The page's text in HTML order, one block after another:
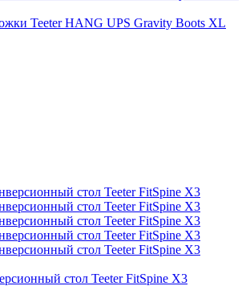
Teeter HANG UPS Gravity Boots XL
стол Teeter FitSpine X3